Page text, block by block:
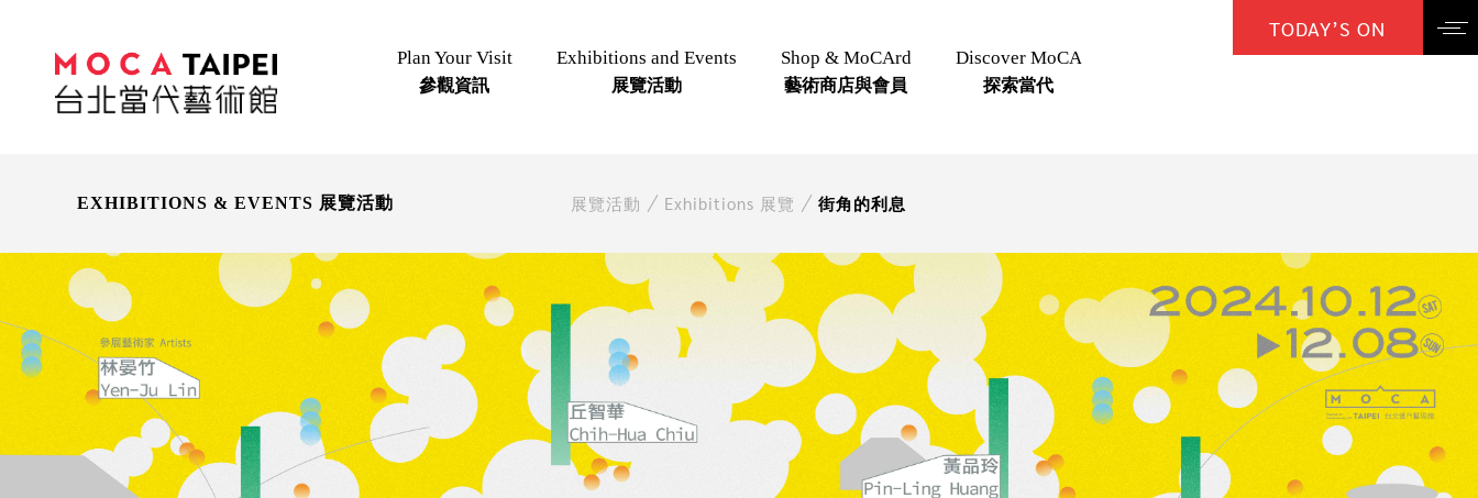
Plan Your Visit
參觀資訊
Exhibitions and Events
展覽活動
Shop & MoCArd
藝術商店與會員
Discover MoCA
探索當代
TODAY’S ON
EXHIBITIONS & EVENTS 展覽活動 展覽活動 Exhibitions 展覽 街角的利息